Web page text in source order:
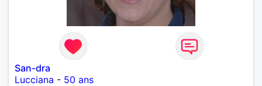
San-dra
Lucciana - 50 ans